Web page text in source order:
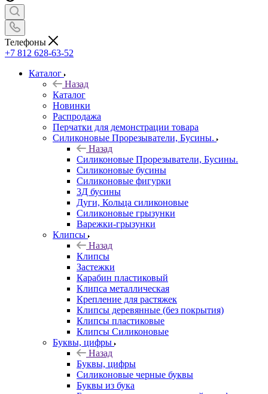
Телефоны
+7 812 628-63-52
Каталог
Назад
Каталог
Новинки
Распродажа
Перчатки для демонстрации товара
Силиконовые Прорезыватели, Бусины.
Назад
Силиконовые Прорезыватели, Бусины.
Силиконовые бусины
Силиконовые фигурки
3Д бусины
Дуги, Кольца силиконовые
Силиконовые грызунки
Варежки-грызунки
Клипсы
Назад
Клипсы
Застежки
Карабин пластиковый
Клипса металлическая
Крепление для растяжек
Клипсы деревянные (без покрытия)
Клипсы пластиковые
Клипсы Силиконовые
Буквы, цифры
Назад
Буквы, цифры
Силиконовые черные буквы
Буквы из бука